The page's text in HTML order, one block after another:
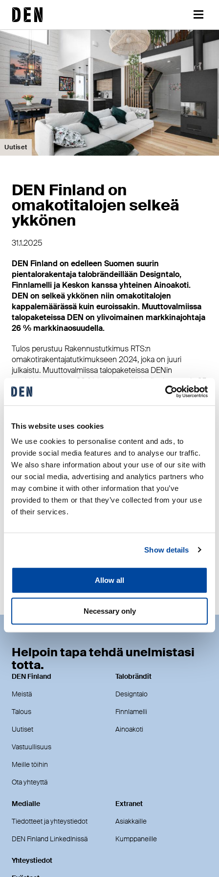
This website uses cookies
We use cookies to personalise content and ads, to
provide social media features and to analyse our traffic.
We also share information about your use of our site with
our social media, advertising and analytics partners who
may combine it with other information that you’ve
provided to them or that they’ve collected from your use
of their services.
Show details
Allow all
Necessary only
Siirry
sisältöön
DEN
Uutiset
DEN Finland on
omakotitalojen selkeä
ykkönen
31.1.2025
DEN Finland on edelleen Suomen suurin
pientalorakentaja talobrändeillään Designtalo,
Finnlamelli ja Keskon kanssa yhteinen Ainoakoti.
DEN on selkeä ykkönen niin omakotitalojen
kappalemäärässä kuin euroissakin. Muuttovalmiissa
talopaketeissa DEN on ylivoimainen markkinajohtaja
26 % markkinaosuudella.
Tulos perustuu Rakennustutkimus RTS:n
omakotirakentajatutkimukseen 2024, joka on juuri
julkaistu. Muuttovalmiissa talopaketeissa DENin
markkinaosuus on 26 % kappalemäärissä mitattuna ja 25
% euroissa mitattuna.
luottamuksesta ja todella ylpeä siitä, että
edelleen kasvattamaan asiakastyytyväisyyttä: NPS-
lukumme oli viime vuodelta yli 60”, DENin toimitusjohtaja
Otto Tarkiainen kertoo.
Vuonna 2024 DEN myi yli 700 omakotitaloa, ja taloja
valmistui yli 530 kappaletta.
Lisätiedot
vastuullisuusjohtaja, DEN Finland, maria.mroue [at] den.fi |
Helpoin tapa tehdä unelmistasi
totta.
DEN Finland
Meistä
Talous
Uutiset
Vastuullisuus
Meille töihin
Ota yhteyttä
Talobrändit
Designtalo
Finnlamelli
Ainoakoti
Medialle
Tiedotteet ja yhteystiedot
DEN Finland LinkedInissä
Extranet
Asiakkaille
Kumppaneille
Yhteystiedot